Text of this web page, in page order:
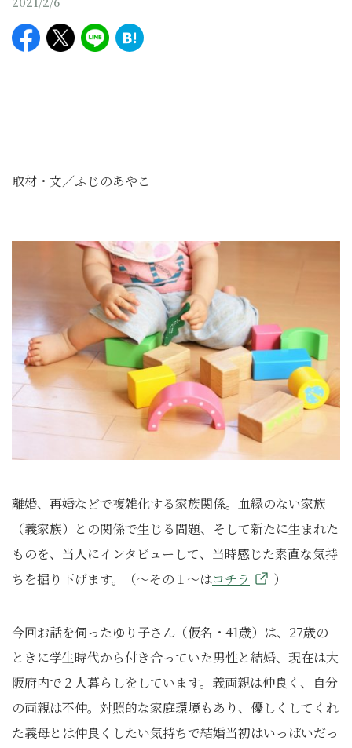
取材・文／ふじのあやこ
離婚、再婚などで複雑化する家族関係。血縁のない家族
（義家族）との関係で生じる問題、そして新たに生まれた
ものを、当人にインタビューして、当時感じた素直な気持
ちを掘り下げます。（～その１～はコチラ ）
今回お話を伺ったゆり子さん（仮名・41歳）は、27歳の
ときに学生時代から付き合っていた男性と結婚、現在は大
阪府内で２人暮らしをしています。義両親は仲良く、自分
の両親は不仲。対照的な家庭環境もあり、優しくしてくれ
た義母とは仲良くしたい気持ちで結婚当初はいっぱいだっ